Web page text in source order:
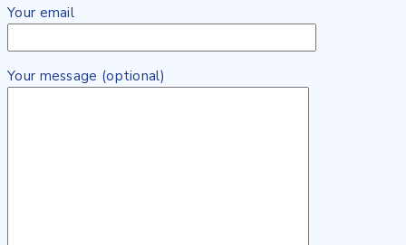
Your email
Your message (optional)